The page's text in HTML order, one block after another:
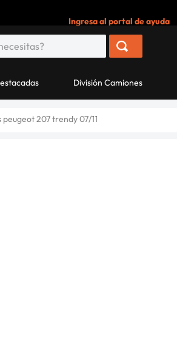
Ingresa al portal de ayuda
División Camiones
207 trendy 07/11